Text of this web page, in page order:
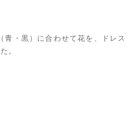
青・黒）に合わせて花を、ドレス
。